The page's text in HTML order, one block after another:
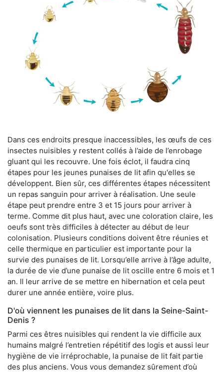
Dans ces endroits presque inaccessibles, les œufs de ces
insectes nuisibles y restent collés à l’aide de l’enrobage
gluant qui les recouvre. Une fois éclot, il faudra cinq
étapes pour les jeunes punaises de lit afin qu'elles se
développent. Bien sûr, ces différentes étapes nécessitent
un repas sanguin pour arriver à réalisation. Une seule
étape peut prendre entre 3 et 15 jours pour arriver à
terme. Comme dit plus haut, avec une coloration claire, les
oeufs sont très difficiles à détecter au début de leur
colonisation. Plusieurs conditions doivent être réunies et
celle thermique en particulier est importante pour la
survie des punaises de lit. Lorsqu’elle arrive à l’âge adulte,
la durée de vie d’une punaise de lit oscille entre 6 mois et 1
an. Il leur arrive de se mettre en hibernation et cela peut
durer une année entière, voire plus.
D'où viennent les punaises de lit dans la Seine-Saint-
Denis ?
Parmi ces êtres nuisibles qui rendent la vie difficile aux
humains malgré l’entretien répétitif des logis et aussi leur
hygiène de vie irréprochable, la punaise de lit fait partie
des plus anciens. Vous vous demandez sûrement d’où